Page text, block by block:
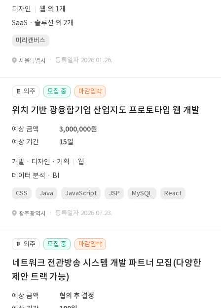
디자인
웹 외 1개
SaaSㆍ솔루션 외 2개
미리캔버스
서울특별시 · 등록일자 2026.01.26.
📔 외주 모집 중 마감임박
위치 기반 광융합기업 산업지도 프로토타입 웹 개발
예상 금액
3,000,000원
예상 기간
15일
개발 · 디자인 · 기획
웹
데이터 분석ㆍBI
CSS Java JavaScript JSP MySQL React
광주광역시 · 등록일자 2026.07.23.
📔 외주 모집 중 마감임박
네트워크 전관방송 시스템 개발 파트너 모집(다양한
제안 트랙 가능)
예상 금액
협의 후 결정